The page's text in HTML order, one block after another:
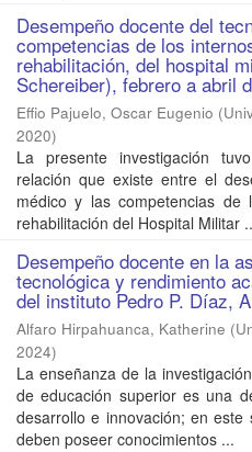
Desempeño docente del
competencias de los
rehabilitación, del hospital
Schereiber), febrero a abril
Effio Pajuelo, Oscar Eugenio (
2020)
La presente investigación
relación que existe entre el
médico y las competencias
rehabilitación del Hospital Militar
Desempeño docente en la
tecnológica y rendimiento
del instituto Pedro P. Díaz,
Alfaro Hirpahuanca, Katherine (
2024)
La enseñanza de la
de educación superior es una
desarrollo e innovación; en
deben poseer conocimientos ...